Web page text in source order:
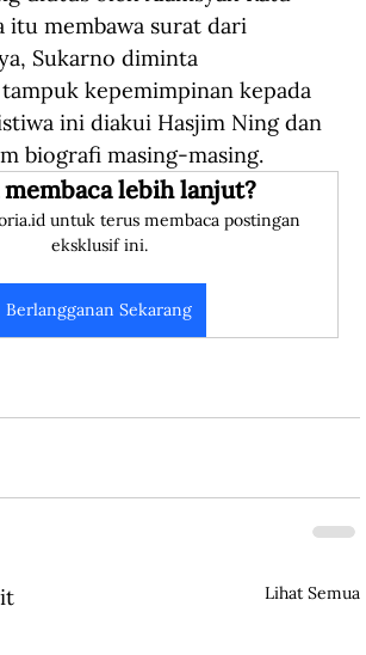
itu membawa surat dari
Sukarno diminta
kepemimpinan kepada
ini diakui Hasjim Ning dan
biografi masing-masing.
lebih lanjut?
untuk terus membaca postingan
eksklusif ini.
Berlangganan Sekarang
Lihat Semua